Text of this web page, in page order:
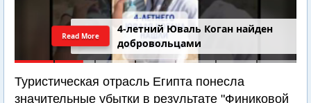
4-летний Юваль Коган найден
добровольцами
Read More
Туристическая отрасль Египта понесла
значительные убытки в результате "Финиковой